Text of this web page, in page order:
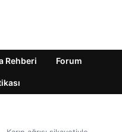
Rehberi Forum